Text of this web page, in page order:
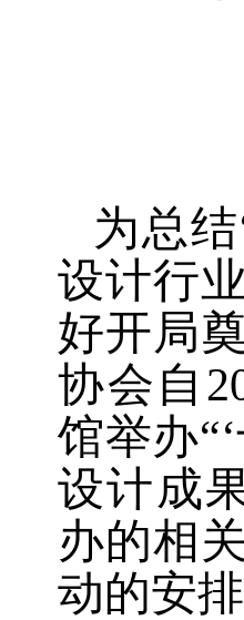
为总
设计行
好开局
协会自
馆举办
设计成
办的相
动的安